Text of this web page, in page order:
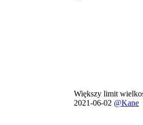
Większy limit
2021-06-02 @Kane